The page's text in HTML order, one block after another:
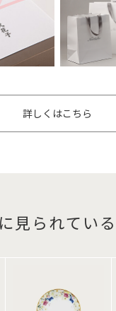
詳しくはこちら
見られてい